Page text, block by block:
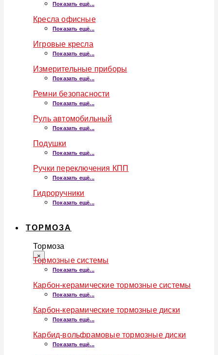
Показать ещё...
Кресла офисные
Показать ещё...
Игровые кресла
Показать ещё...
Измерительные приборы
Показать ещё...
Ремни безопасности
Показать ещё...
Руль автомобильный
Показать ещё...
Подушки
Показать ещё...
Ручки переключения КПП
Показать ещё...
Гидроручники
Показать ещё...
ТОРМОЗА
Тормоза
×
Тормозные системы
Показать ещё...
Карбон-керамические тормозные системы
Показать ещё...
Карбон-керамические тормозные диски
Показать ещё...
Карбид-вольфрамовые тормозные диски
Показать ещё...